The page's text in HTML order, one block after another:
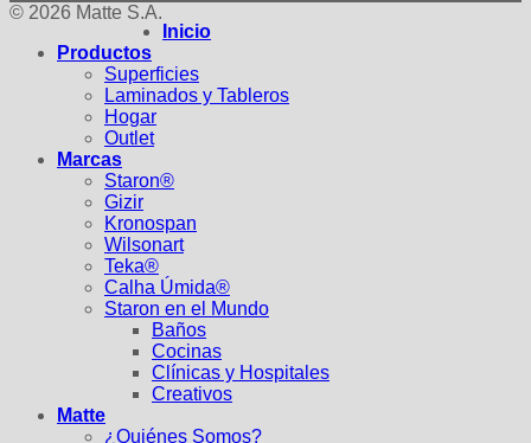
© 2026 Matte S.A.
Inicio
Productos
Superficies
Laminados y Tableros
Hogar
Outlet
Marcas
Staron®
Gizir
Kronospan
Wilsonart
Teka®
Calha Úmida®
Staron en el Mundo
Baños
Cocinas
Clínicas y Hospitales
Creativos
Matte
¿Quiénes Somos?